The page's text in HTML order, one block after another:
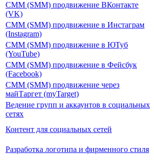
СММ (SMM) продвижение ВКонтакте
(VK)
СММ (SMM) продвижение в Инстаграм
(Instagram)
СММ (SMM) продвижение в ЮТуб
(YouTube)
СММ (SMM) продвижение в Фейсбук
(Facebook)
СММ (SMM) продвижение через
майТаргет (myTarget)
Ведение групп и аккаунтов в социальных
сетях
Контент для социальных сетей
Разработка логотипа и фирменного стиля